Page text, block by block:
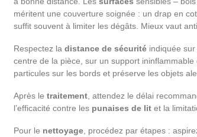
méritent une couverture soignée : un drap en
suffit souvent à limiter les dégâts. Mieux vaut
Respectez la distance de sécurité indiquée sur
centre de la pièce, sur un support
particules sur les bords et préserve les objets
Après le traitement , attendez le délai
l’efficacité contre les punaises de lit et la
Pour le nettoyage , procédez par étapes :